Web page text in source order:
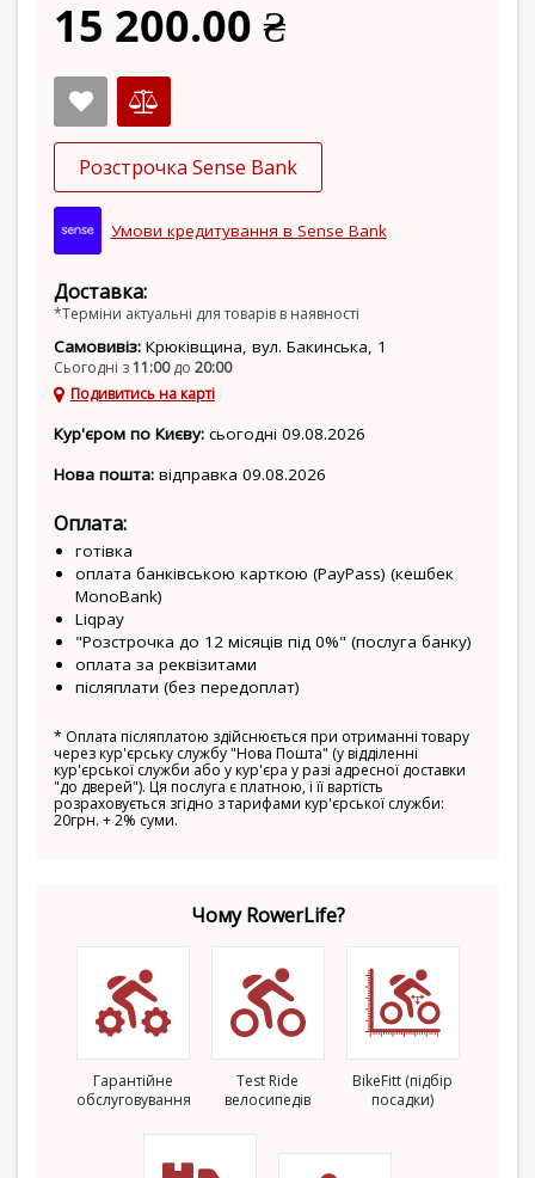
15 200.00 ₴
Розстрочка Sense Bank
Умови кредитування в Sense Bank
Доставка:
*Терміни актуальні для товарів в наявності
Самовивіз: Крюківщина, вул. Бакинська, 1
Сьогодні з11:00до 20:00
Подивитись на карті
Кур'єром по Києву: сьогодні 09.08.2026
Нова пошта: відправка 09.08.2026
Оплата:
готівка
оплата банківською карткою (PayPass) (кешбек
MonoBank)
Liqpay
"Розстрочка до 12 місяців під 0%" (послуга банку)
оплата за реквізитами
післяплати (без передоплат)
* Оплата післяплатою здійснюється при отриманні товару
через кур'єрську службу "Нова Пошта" (у відділенні
кур'єрської служби або у кур'єра у разі адресної доставки
"до дверей"). Ця послуга є платною, і її вартість
розраховується згідно з тарифами кур'єрської служби:
20грн. + 2% суми.
Чому RowerLife?
Гарантійне
обслуговування
Test Ride
велосипедів
BikeFitt (підбір
посадки)